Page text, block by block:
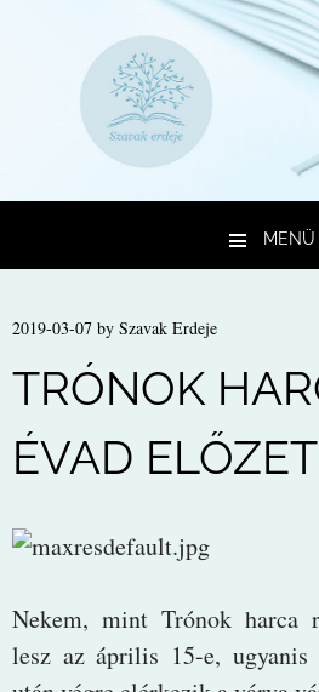
MENÜ
2019-03-07 by Szavak Erdeje
TRÓNOK
ÉVAD
Nekem, mint Trónok harca
lesz az április 15-e, ugyanis